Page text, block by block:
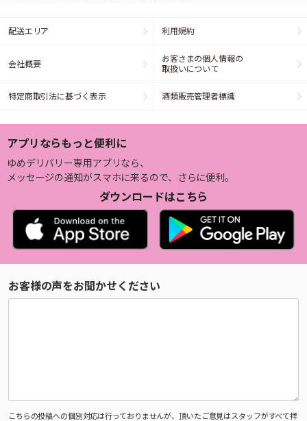
配送エリア 利用規約
会社概要
お客さまの個人情報の
取扱いについて
特定商取引法に基づく表示 酒類販売管理者標識
アプリならもっと便利に
ゆめデリバリー専用アプリなら、
メッセージの通知がスマホに来るので、さらに便利。
ダウンロードはこちら
お客様の声をお聞かせください
こちらの投稿への個別対応は行っておりませんが、頂いたご意見はスタッフがすべて拝